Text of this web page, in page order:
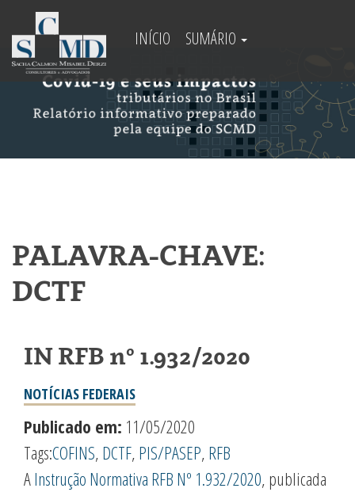
INÍCIO SUMÁRIO
PALAVRA-CHAVE:
DCTF
IN RFB nº 1.932/2020
NOTÍCIAS FEDERAIS
Publicado em: 11/05/2020
Tags:COFINS, DCTF, PIS/PASEP, RFB
AInstrução Normativa RFB Nº 1.932/2020, publicada